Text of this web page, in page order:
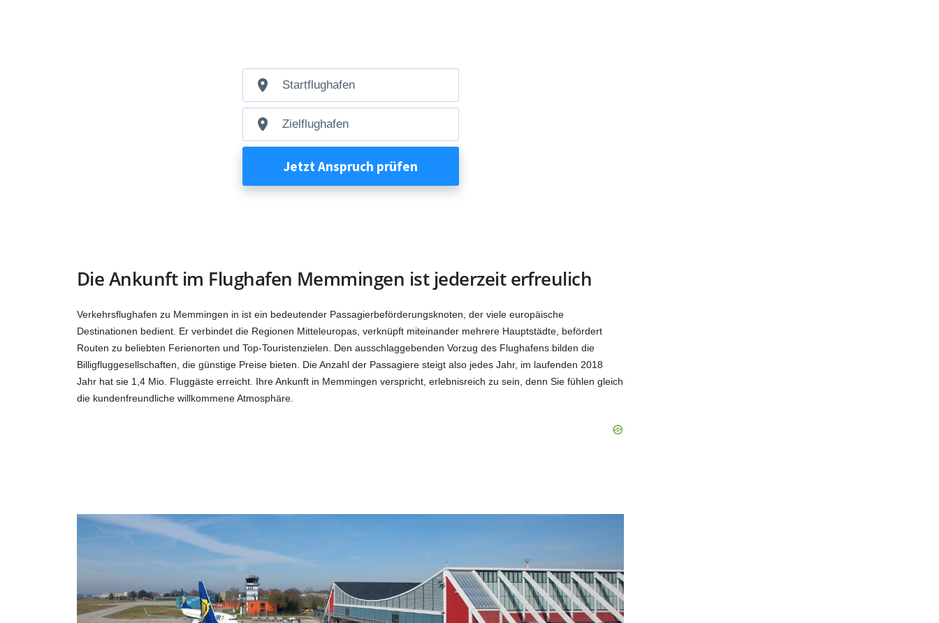
Die Ankunft im Flughafen Memmingen ist jederzeit erfreulich
Verkehrsflughafen zu Memmingen in ist ein bedeutender Passagierbeförderungsknoten, der viele europäische
Destinationen bedient. Er verbindet die Regionen Mitteleuropas, verknüpft miteinander mehrere Hauptstädte, befördert
Routen zu beliebten Ferienorten und Top-Touristenzielen. Den ausschlaggebenden Vorzug des Flughafens bilden die
Billigfluggesellschaften, die günstige Preise bieten. Die Anzahl der Passagiere steigt also jedes Jahr, im laufenden 2018
Jahr hat sie 1,4 Mio. Fluggäste erreicht. Ihre Ankunft in Memmingen verspricht, erlebnisreich zu sein, denn Sie fühlen gleich
die kundenfreundliche willkommene Atmosphäre.